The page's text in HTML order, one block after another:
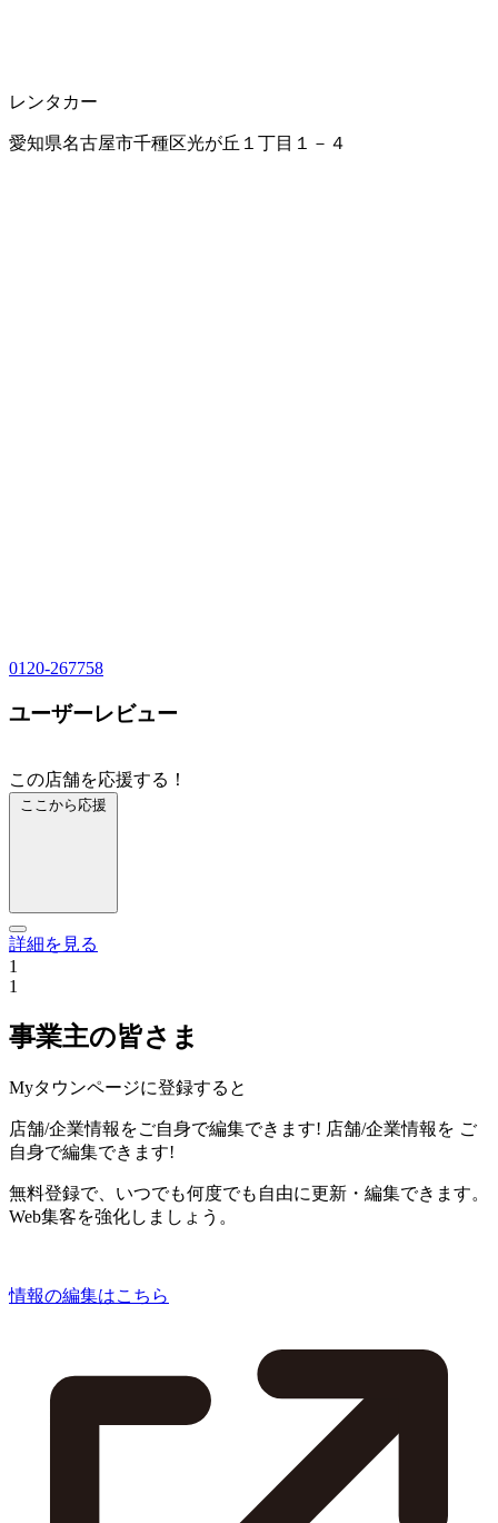
レンタカー
愛知県名古屋市千種区光が丘１丁目１－４
0120-267758
ユーザーレビュー
この店舗を応援する！
ここから応援
詳細を見る
1
1
事業主の皆さま
Myタウンページに登録すると
店舗/企業情報をご自身で編集できます! 店舗/企業情報を ご
自身で編集できます!
無料登録で、いつでも何度でも自由に更新・編集できます。
Web集客を強化しましょう。
情報の編集はこちら